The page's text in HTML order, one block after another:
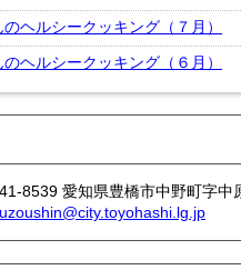
ヘルシークッキング（７月）
ヘルシークッキング（６月）
8539 愛知県豊橋市中野町字中